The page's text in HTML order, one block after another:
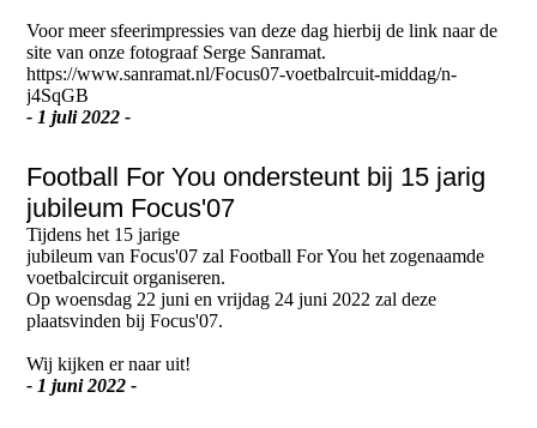
Voor meer sfeerimpressies van deze dag hierbij de link naar de
site van onze fotograaf Serge Sanramat.
https://www.sanramat.nl/Focus07-voetbalrcuit-middag/n-
j4SqGB
- 1 juli 2022 -
Football For You ondersteunt bij 15 jarig
jubileum Focus'07
Tijdens het 15 jarige
jubileum van Focus'07 zal Football For You het zogenaamde
voetbalcircuit organiseren.
Op woensdag 22 juni en vrijdag 24 juni 2022 zal deze
plaatsvinden bij Focus'07.
Wij kijken er naar uit!
- 1 juni 2022 -